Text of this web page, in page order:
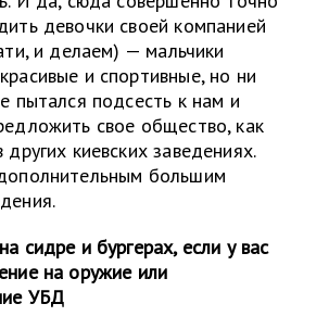
девочки своей компанией
и делаем) — мальчики
и спортивные, но ни
пытался подсесть к нам и
свое общество, как
киевских заведениях.
большим
сидре и бургерах, если у вас
на оружие или
УБД